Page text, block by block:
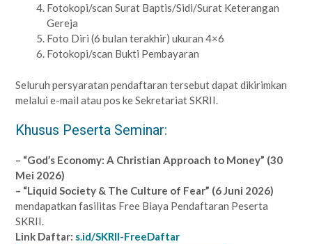
Fotokopi/scan Surat Baptis/Sidi/Surat Keterangan
Gereja
Foto Diri (6 bulan terakhir) ukuran 4×6
Fotokopi/scan Bukti Pembayaran
Seluruh persyaratan pendaftaran tersebut dapat dikirimkan
melalui e-mail atau pos ke Sekretariat SKRII.
Khusus Peserta Seminar:
– “God’s Economy: A Christian Approach to Money” (30
Mei 2026)
– “Liquid Society & The Culture of Fear” (6 Juni 2026)
mendapatkan fasilitas Free Biaya Pendaftaran Peserta
SKRII.
Link Daftar: s.id/SKRII-FreeDaftar